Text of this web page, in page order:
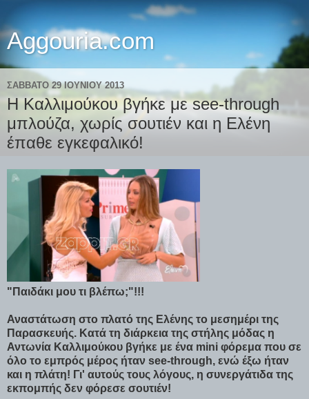
Aggouria.com
ΣΆΒΒΑΤΟ 29 ΙΟΥΝΊΟΥ 2013
H Καλλιμούκου βγήκε με see-through
μπλούζα, χωρίς σoυτιέν και η Ελένη
έπαθε εγκεφαλικό!
"Παιδάκι μου τι βλέπω;"!!!
Αναστάτωση στο πλατό της Ελένης το μεσημέρι της
Παρασκευής. Κατά τη διάρκεια της στήλης μόδας η
Αντωνία Καλλιμούκου βγήκε με ένα mini φόρεμα που σε
όλο το εμπρός μέρος ήταν see-through, ενώ έξω ήταν
και η πλάτη! Γι' αυτούς τους λόγους, η συνεργάτιδα της
εκπομπής δεν φόρεσε σoυτιέν!